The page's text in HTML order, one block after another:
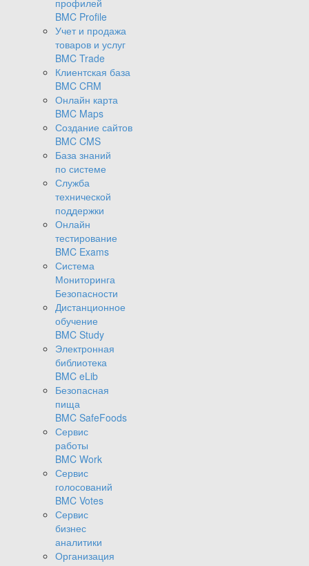
профилей
BMC Profile
Учет и продажа
товаров и услуг
BMC Trade
Клиентская база
BMC CRM
Онлайн карта
BMC Maps
Создание сайтов
BMC CMS
База знаний
по системе
Служба
технической
поддержки
Онлайн
тестирование
BMC Exams
Система
Мониторинга
Безопасности
Дистанционное
обучение
BMC Study
Электронная
библиотека
BMC eLib
Безопасная
пища
BMC SafeFoods
Сервис
работы
BMC Work
Сервис
голосований
BMC Votes
Сервис
бизнес
аналитики
Организация